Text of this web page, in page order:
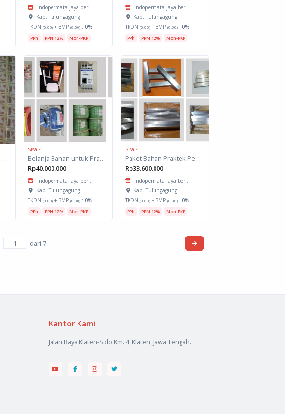
indopermata jaya ber...
Kab. Tulungagung
TKDN(0.00) + BMP(0.00) :0%
PPh PPN 12% Non-PKP
indopermata jaya ber...
Kab. Tulungagung
TKDN (0.00)+ BMP (0.00): 0%
PPh PPN 12% Non-PKP
paket Alat/Bahan untuk Kegiatan Kantor-Benda Pos
Sisa 4
Belanja Bahan untuk Praktek Pembelajaran Pelatihan Teknisi Embedded System
Rp40.000.000
indopermata jaya ber...
Kab. Tulungagung
TKDN(0.00) + BMP(0.00) :0%
PPh PPN 12% Non-PKP
Sisa 4
Paket Bahan Praktek Pembelajaran untuk Pelatihan Pengoperasian Mesin CNC
Rp33.600.000
indopermata jaya ber...
Kab. Tulungagung
TKDN (0.00)+ BMP (0.00): 0%
PPh PPN 12% Non-PKP
dari 7
Kantor Kami
Jalan Raya Klaten-Solo Km. 4, Klaten, Jawa Tengah.